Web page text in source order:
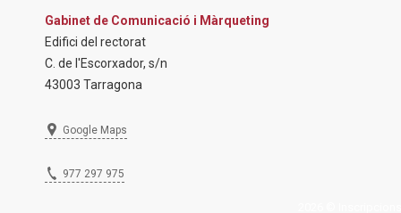
Gabinet de Comunicació i Màrqueting
Edifici del rectorat
C. de l'Escorxador, s/n
43003 Tarragona
Google Maps
977 297 975